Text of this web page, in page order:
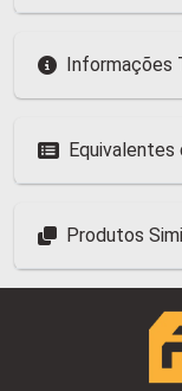
Informações
Produtos